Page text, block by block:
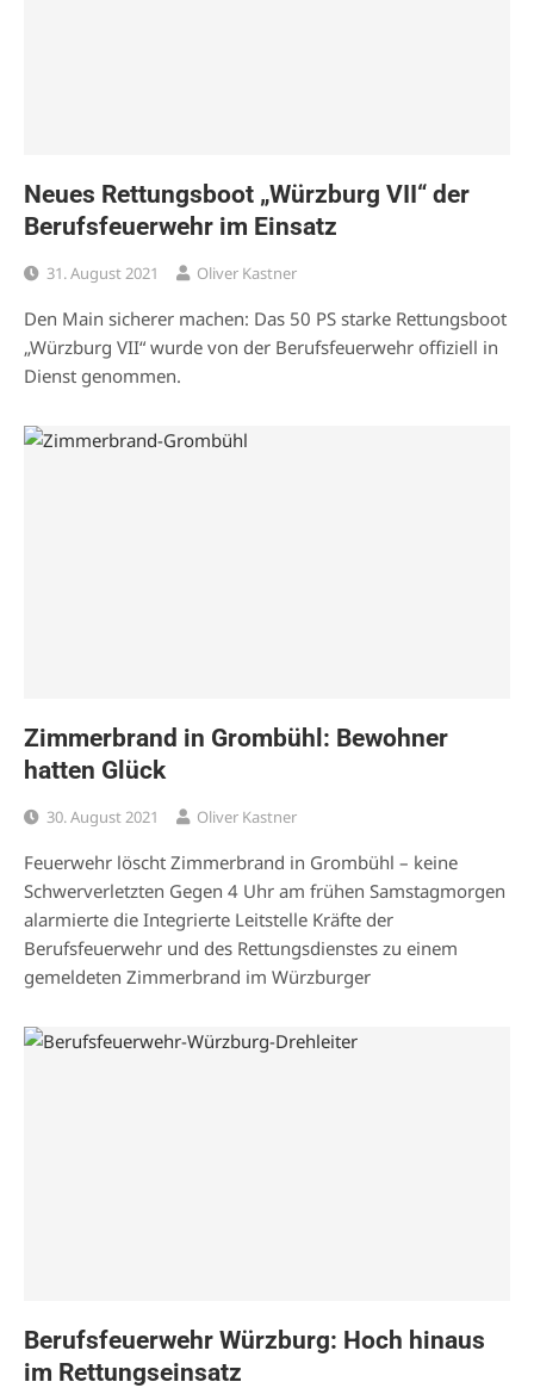
Neues Rettungsboot „Würzburg VII“ der
Berufsfeuerwehr im Einsatz
31. August 2021 Oliver Kastner
Den Main sicherer machen: Das 50 PS starke Rettungsboot
„Würzburg VII“ wurde von der Berufsfeuerwehr offiziell in
Dienst genommen.
Zimmerbrand in Grombühl: Bewohner
hatten Glück
30. August 2021 Oliver Kastner
Feuerwehr löscht Zimmerbrand in Grombühl – keine
Schwerverletzten Gegen 4 Uhr am frühen Samstagmorgen
alarmierte die Integrierte Leitstelle Kräfte der
Berufsfeuerwehr und des Rettungsdienstes zu einem
gemeldeten Zimmerbrand im Würzburger
Berufsfeuerwehr Würzburg: Hoch hinaus
im Rettungseinsatz